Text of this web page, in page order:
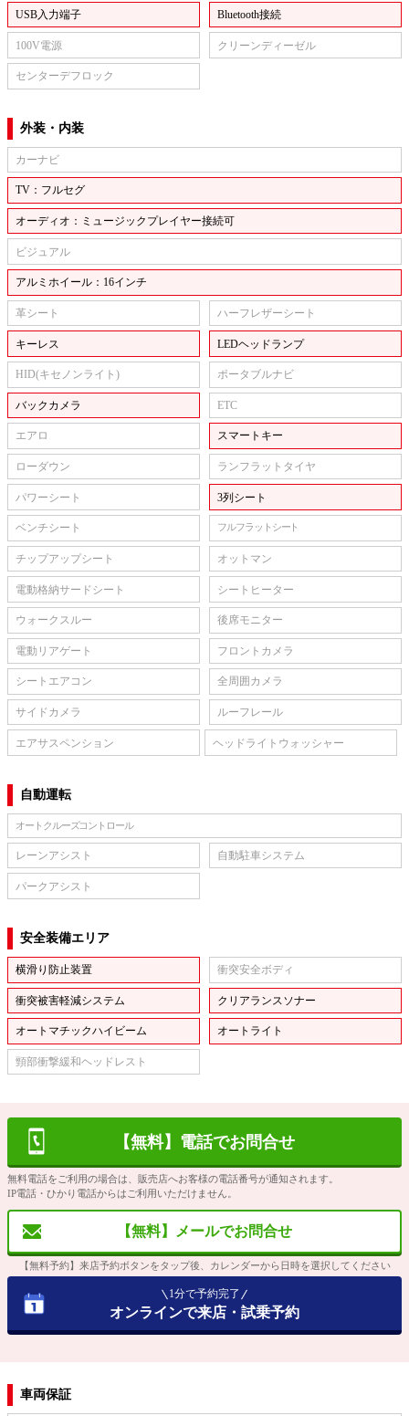
USB入力端子 Bluetooth接続
100V電源 クリーンディーゼル
センターデフロック
外装・内装
カーナビ
TV：フルセグ
オーディオ：ミュージックプレイヤー接続可
ビジュアル
アルミホイール：16インチ
革シート ハーフレザーシート
キーレス LEDヘッドランプ
HID(キセノンライト) ポータブルナビ
バックカメラ ETC
エアロ スマートキー
ローダウン ランフラットタイヤ
パワーシート 3列シート
ベンチシート フルフラットシート
チップアップシート オットマン
電動格納サードシート シートヒーター
ウォークスルー 後席モニター
電動リアゲート フロントカメラ
シートエアコン 全周囲カメラ
サイドカメラ ルーフレール
エアサスペンション ヘッドライトウォッシャー
自動運転
オートクルーズコントロール
レーンアシスト 自動駐車システム
パークアシスト
安全装備エリア
横滑り防止装置 衝突安全ボディ
衝突被害軽減システム クリアランスソナー
オートマチックハイビーム オートライト
頸部衝撃緩和ヘッドレスト
【無料】電話でお問合せ
無料電話をご利用の場合は、販売店へお客様の電話番号が通知されます。
IP電話・ひかり電話からはご利用いただけません。
【無料】メールでお問合せ
【無料予約】来店予約ボタンをタップ後、カレンダーから日時を選択してください
1分で予約完了
オンラインで来店・試乗予約
車両保証